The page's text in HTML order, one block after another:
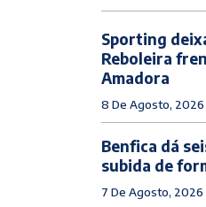
Sporting
Reboleira
Amadora
8 De Agosto, 2026
Benfica dá
subida de
7 De Agosto, 2026